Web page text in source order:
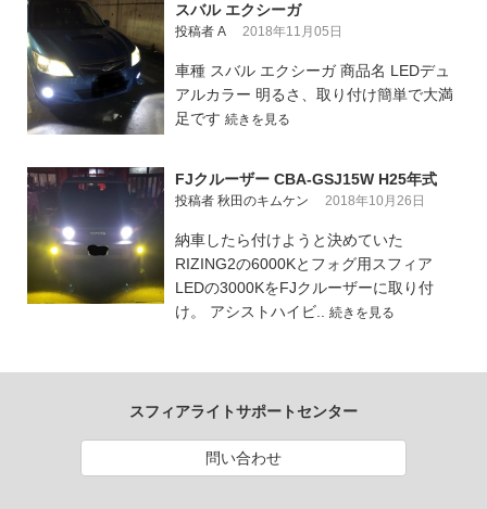
スバル エクシーガ
投稿者 A 2018年11月05日
車種 スバル エクシーガ 商品名 LEDデュ
アルカラー 明るさ、取り付け簡単で大満
足です 続きを見る
FJクルーザー CBA-GSJ15W H25年式
投稿者 秋田のキムケン 2018年10月26日
納車したら付けようと決めていた
RIZING2の6000Kとフォグ用スフィア
LEDの3000KをFJクルーザーに取り付
け。 アシストハイビ.. 続きを見る
スフィアライトサポートセンター
問い合わせ